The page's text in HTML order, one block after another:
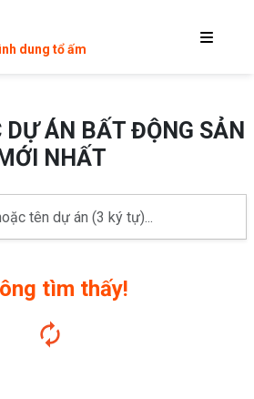
dung tổ ấm
ÁN BẤT ĐỘNG SẢN
MỚI NHẤT
tìm thấy!